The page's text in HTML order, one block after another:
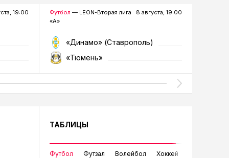
19:00 Футбол — LEON-Вторая лига
«А»
8 августа, 19:00
«Динамо» (Ставрополь)
«Тюмень»
ТАБЛИЦЫ
Футбол Футзал Волейбол Хоккей